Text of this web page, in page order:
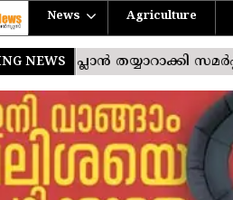
News Agriculture